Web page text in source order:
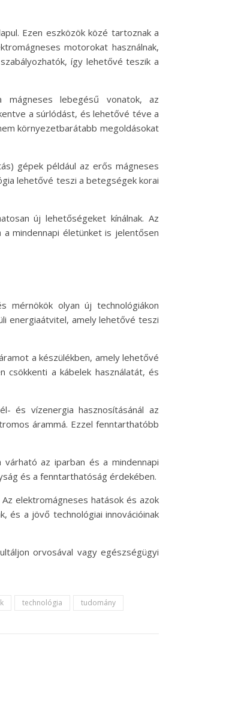
Ezen eszközök közé tartoznak a
motorokat használnak,
így lehetővé teszik a
mágneses lebegésű vonatok, az
a súrlódást, és lehetővé téve a
környezetbarátabb megoldásokat
gépek például az erős mágneses
lehetővé teszi a betegségek korai
új lehetőségeket kínálnak. Az
mindennapi életünket is jelentősen
mérnökök olyan új technológiákon
energiaátvitel, amely lehetővé teszi
a készülékben, amely lehetővé
a kábelek használatát, és
és vízenergia hasznosításánál az
árammá. Ezzel fenntarthatóbb
az iparban és a mindennapi
és a fenntarthatóság érdekében.
elektromágneses hatások és azok
és a jövő technológiai innovációinak
orvosával vagy egészségügyi
technológia tudomány